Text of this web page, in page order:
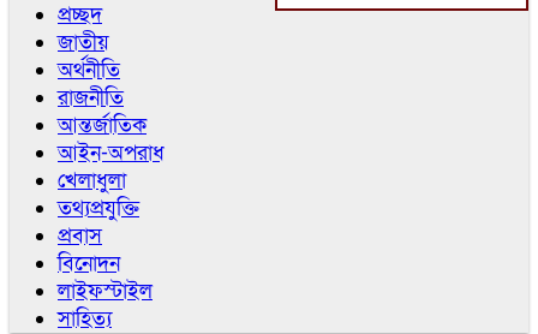
প্রচ্ছদ
জাতীয়
অর্থনীতি
রাজনীতি
আন্তর্জাতিক
আইন-অপরাধ
খেলাধুলা
তথ্যপ্রযুক্তি
প্রবাস
বিনোদন
লাইফস্টাইল
সাহিত্য